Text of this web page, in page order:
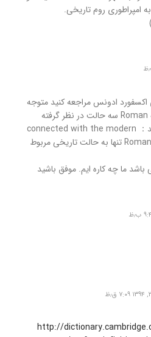
روم تاریخی.
ادونس مراجعه کنید متوجه
خواهید شد که برای کلمه Roman سه حالت در نظر گرفته
شده، حالت دوم می گوید： connected with the modern
city of Rome. بنابراین Roman تنها به حالت تاریخی مربوط
ما چه کاره ایم. موفق باشید
http://